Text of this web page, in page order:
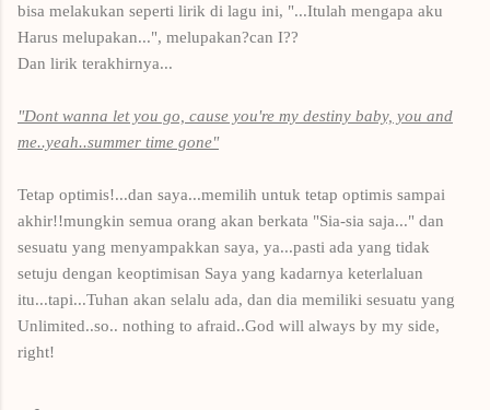
bisa melakukan seperti lirik di lagu ini, "...Itulah mengapa aku
Harus melupakan...", melupakan?can I??
Dan lirik terakhirnya...
"Dont wanna let you go, cause you're my destiny baby, you and
me..yeah..summer time gone"
Tetap optimis!...dan saya...memilih untuk tetap optimis sampai
akhir!!mungkin semua orang akan berkata "Sia-sia saja..." dan
sesuatu yang menyampakkan saya, ya...pasti ada yang tidak
setuju dengan keoptimisan Saya yang kadarnya keterlaluan
itu...tapi...Tuhan akan selalu ada, dan dia memiliki sesuatu yang
Unlimited..so.. nothing to afraid..God will always by my side,
right!